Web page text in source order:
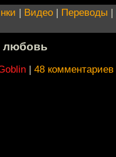
| Видео | Переводы |
любовь
| 48 комментариев